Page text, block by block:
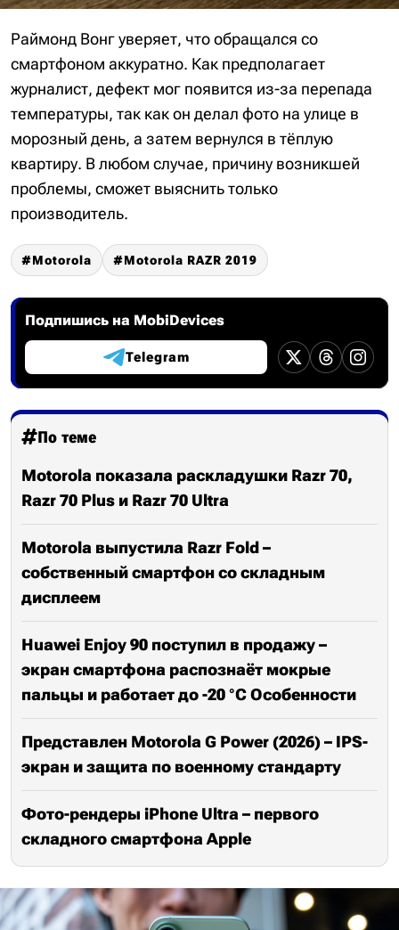
Раймонд Вонг уверяет, что обращался со
смартфоном аккуратно. Как предполагает
журналист, дефект мог появится из-за перепада
температуры, так как он делал фото на улице в
морозный день, а затем вернулся в тёплую
квартиру. В любом случае, причину возникшей
проблемы, сможет выяснить только
производитель.
Motorola Motorola RAZR 2019
Подпишись на MobiDevices
Telegram
По теме
Motorola показала раскладушки Razr 70,
Razr 70 Plus и Razr 70 Ultra
Motorola выпустила Razr Fold –
собственный смартфон со складным
дисплеем
Huawei Enjoy 90 поступил в продажу –
экран смартфона распознаёт мокрые
пальцы и работает до -20 °C Особенности
Представлен Motorola G Power (2026) – IPS-
экран и защита по военному стандарту
Фото-рендеры iPhone Ultra – первого
складного смартфона Apple